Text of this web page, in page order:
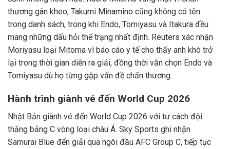
thương gân kheo, Takumi Minamino cũng không có tên
trong danh sách, trong khi Endo, Tomiyasu và Itakura đều
mang những dấu hỏi thể trạng nhất định. Reuters xác nhận
Moriyasu loại Mitoma vì báo cáo y tế cho thấy anh khó trở
lại trong thời gian diễn ra giải, đồng thời vẫn chọn Endo và
Tomiyasu dù họ từng gặp vấn đề chấn thương.
Hành trình giành vé đến World Cup 2026
Nhật Bản giành vé đến World Cup 2026 với tư cách đội
thắng bảng C vòng loại châu Á. Sky Sports ghi nhận
Samurai Blue đến giải qua ngôi đầu AFC Group C, tiếp tục